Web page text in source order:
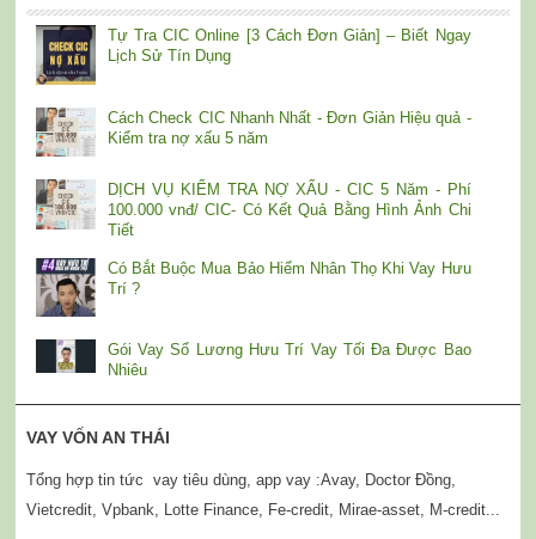
Tự Tra CIC Online [3 Cách Đơn Giản] – Biết Ngay
Lịch Sử Tín Dụng
Cách Check CIC Nhanh Nhất - Đơn Giản Hiệu quả -
Kiểm tra nợ xấu 5 năm
DỊCH VỤ KIỂM TRA NỢ XẤU - CIC 5 Năm - Phí
100.000 vnđ/ CIC- Có Kết Quả Bằng Hình Ảnh Chi
Tiết
Có Bắt Buộc Mua Bảo Hiểm Nhân Thọ Khi Vay Hưu
Trí ?
Gói Vay Sổ Lương Hưu Trí Vay Tối Đa Được Bao
Nhiêu
VAY VỐN AN THÁI
Tổng hợp tin tức vay tiêu dùng, app vay :Avay, Doctor Đồng,
Vietcredit, Vpbank, Lotte Finance, Fe-credit, Mirae-asset, M-credit...